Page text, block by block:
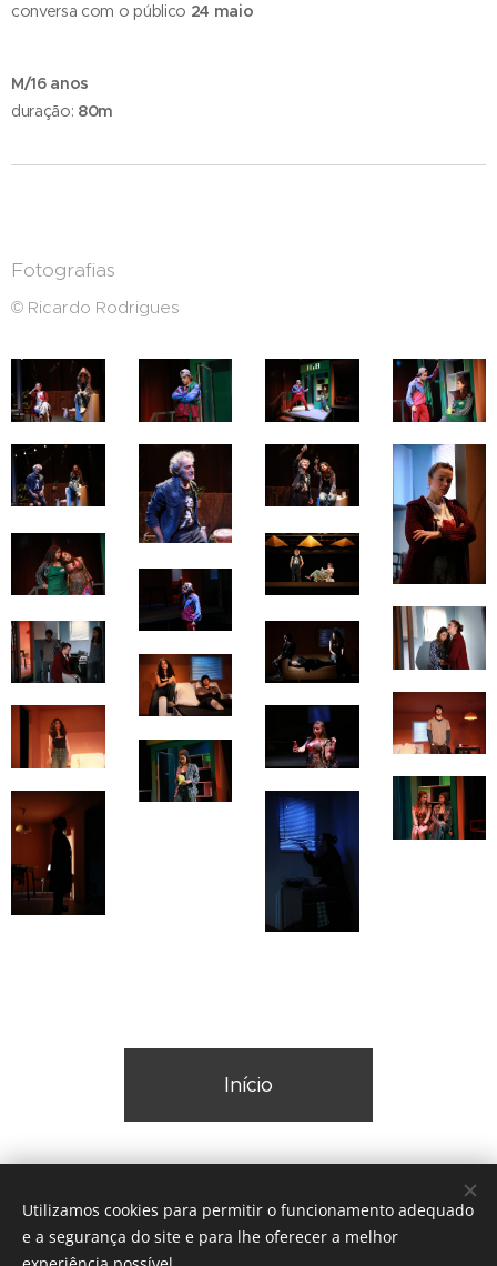
conversa com o público 24 maio
M/16 anos
duração: 80m
Fotografias
© Ricardo Rodrigues
Início
Utilizamos cookies para permitir o funcionamento adequado
e a segurança do site e para lhe oferecer a melhor